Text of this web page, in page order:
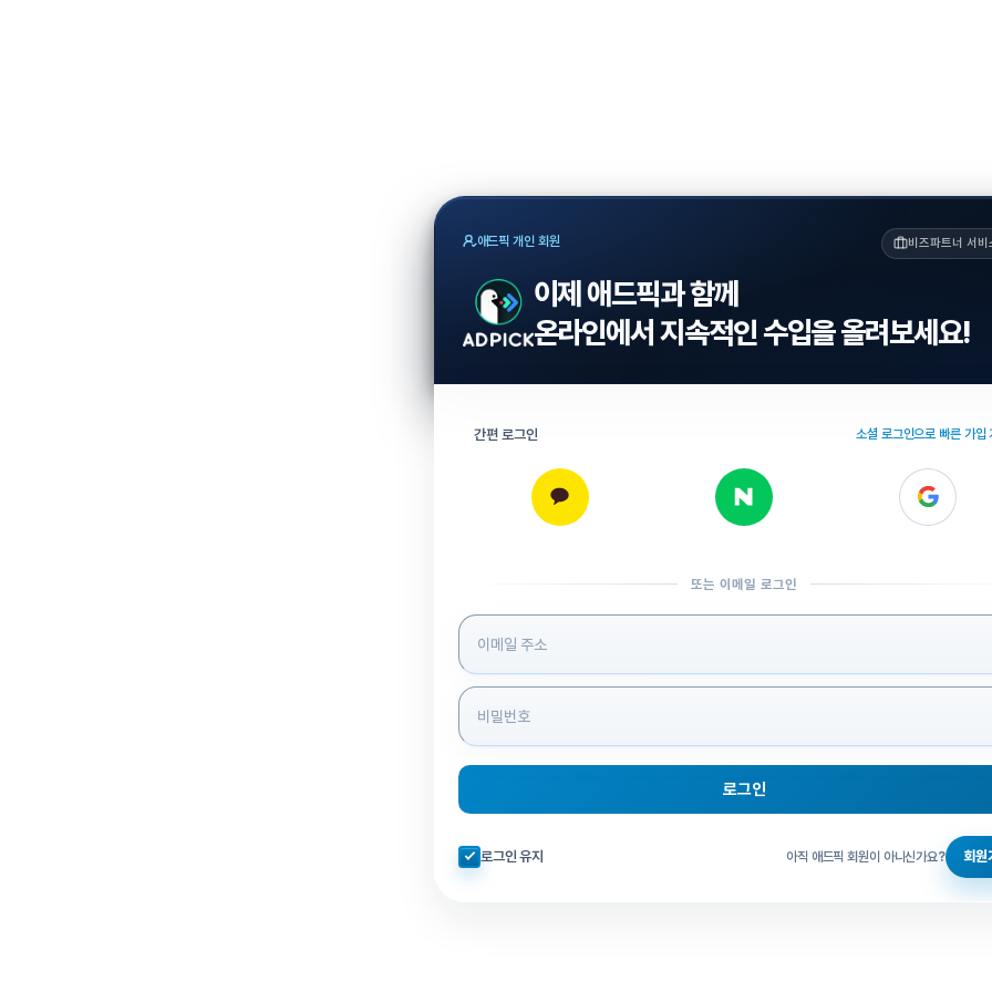
애드픽 개인 회원 비즈파트너 서비
이제 애드픽과 함께
온라인에서 지속적인 수입을 올려보세요!
간편 로그인 소셜 로그인으로 빠른 가입
또는 이메일 로그인
로그인 정보 입력
로그인
자동로그인 체크
로그인 유지 아직 애드픽 회원이 아니신가요? 회원